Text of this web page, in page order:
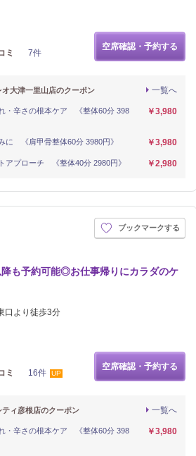
ミ 7件
空席確認・予約する
一覧へ
大津一里山店のクーポン
・辛さの根本ケア 《整体60分 398
￥3,980
に 《肩甲骨整体60分 3980円》 ￥3,980
アプローチ 《整体40分 2980円》 ￥2,980
ブックマークする
も予約可能◎お仕事帰りにカラダのケ
口より徒歩3分
ミ 16件 UP
空席確認・予約する
一覧へ
ィ彦根店のクーポン
・辛さの根本ケア 《整体60分 398
￥3,980